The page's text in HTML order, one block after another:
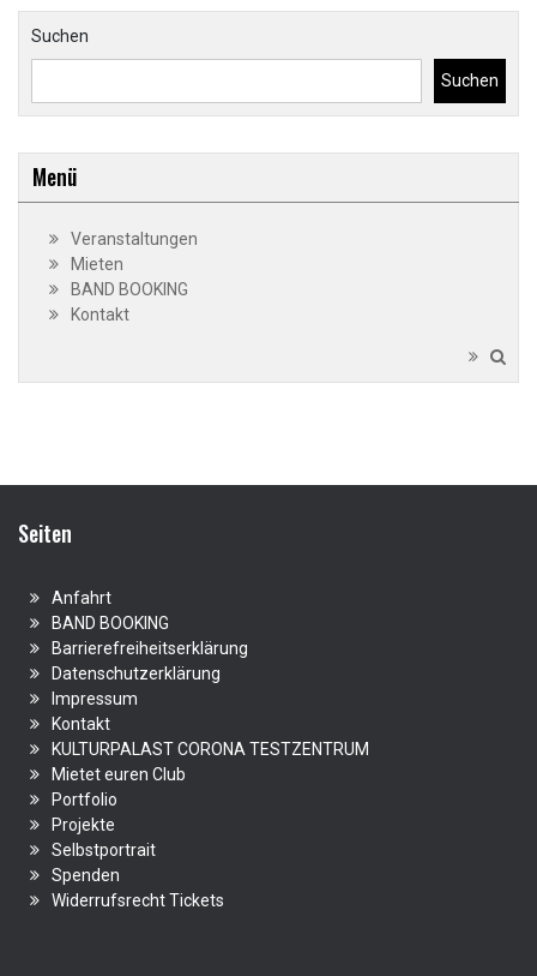
Suchen
Suchen
Menü
Veranstaltungen
Mieten
BAND BOOKING
Kontakt
Seiten
Anfahrt
BAND BOOKING
Barrierefreiheitserklärung
Datenschutzerklärung
Impressum
Kontakt
KULTURPALAST CORONA TESTZENTRUM
Mietet euren Club
Portfolio
Projekte
Selbstportrait
Spenden
Widerrufsrecht Tickets